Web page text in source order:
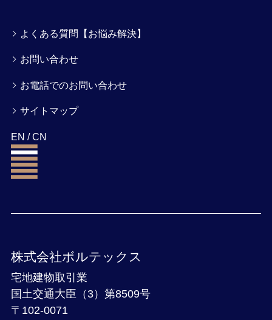
よくある質問【お悩み解決】
お問い合わせ
お電話でのお問い合わせ
サイトマップ
EN /CN
株式会社ボルテックス
宅地建物取引業
国土交通大臣（3）第8509号
〒102-0071